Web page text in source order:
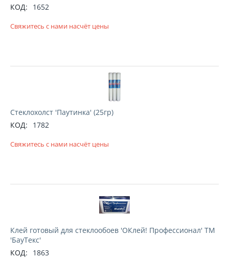
КОД:
1652
Свяжитесь с нами насчёт цены
Стеклохолст 'Паутинка' (25гр)
КОД:
1782
Свяжитесь с нами насчёт цены
Клей готовый для стеклообоев 'ОКлей! Профессионал' ТМ
'БауТекс'
КОД:
1863